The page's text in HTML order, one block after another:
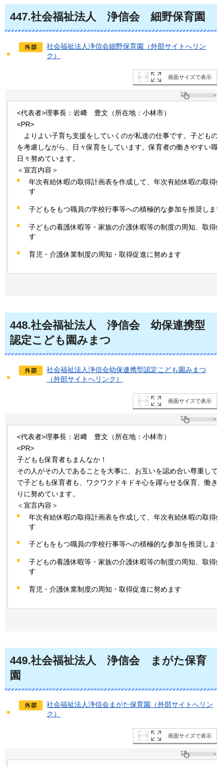
447.社会福祉法人 浄信会 細野保育園
社会福祉法人浄信会細野保育園（外部サイトへリン
ク）
画面サイズで表示
<代表者>理事長：岩﨑 豊文（所在地：小林市）
<PR>
よりよい子育ち支援をしていくのが私達の仕事です。子どもの
を考慮しながら、日々保育をしています。保育者の働きやすい職
日々努めています。
＜宣言内容＞
年次有給休暇の取得計画表を作成して、年次有給休暇の取得
す
子どもをもつ職員の学校行事等への積極的な参加を推奨しま
子どもの看護休暇等・家族の介護休暇等の制度の周知、取得
す
育児・介護休業制度の周知・取得促進に努めます
448.社会福祉法人 浄信会 幼保連携型
認定こども園みまつ
社会福祉法人浄信会幼保連携型認定こども園みまつ
（外部サイトへリンク）
画面サイズで表示
<代表者>理事長：岩﨑 豊文（所在地：小林市）
<PR>
子どもも保育者もまんなか！
その人がその人であることを大事に、お互いを認め合い尊重して
で子どもも保育者も、ワクワクドキドキ心を躍らせる保育、働き
りに努めています。
＜宣言内容＞
年次有給休暇の取得計画表を作成して、年次有給休暇の取得
す
子どもをもつ職員の学校行事等への積極的な参加を推奨しま
子どもの看護休暇等・家族の介護休暇等の制度の周知、取得
す
育児・介護休業制度の周知・取得促進に努めます
449.社会福祉法人 浄信会 まがた保育
園
社会福祉法人浄信会まがた保育園（外部サイトへリン
ク）
画面サイズで表示